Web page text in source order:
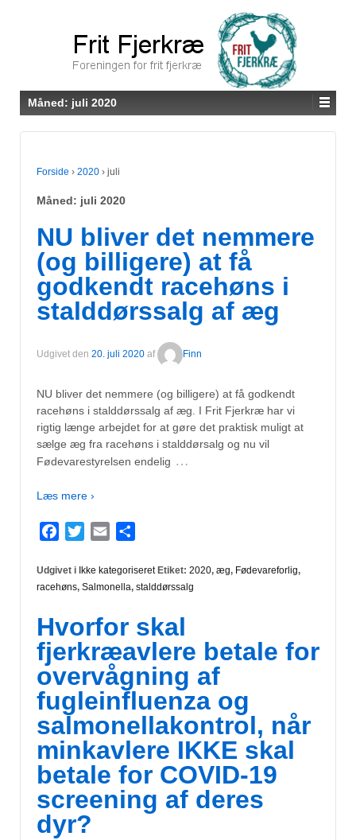
Måned: juli 2020
Forside › 2020 › juli
Måned: juli 2020
NU bliver det nemmere
(og billigere) at få
godkendt racehøns i
stalddørssalg af æg
Udgivet den 20. juli 2020 af Finn
NU bliver det nemmere (og billigere) at få godkendt
racehøns i stalddørssalg af æg. I Frit Fjerkræ har vi
rigtig længe arbejdet for at gøre det praktisk muligt at
sælge æg fra racehøns i stalddørsalg og nu vil
Fødevarestyrelsen endelig …
Læs mere ›
Facebook
TwitterEmail
Udgivet i Ikke kategoriseretEtiket: 2020, æg, Fødevareforlig,
racehøns, Salmonella, stalddørssalg
Hvorfor skal
fjerkræavlere betale for
overvågning af
fugleinfluenza og
salmonellakontrol, når
minkavlere IKKE skal
betale for COVID-19
screening af deres
dyr?